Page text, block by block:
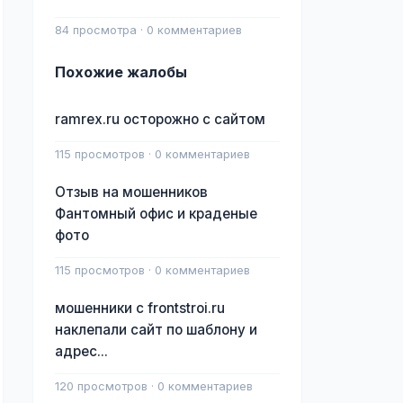
84 просмотра · 0 комментариев
Похожие жалобы
ramrex.ru осторожно с сайтом
115 просмотров · 0 комментариев
Отзыв на мошенников
Фантомный офис и краденые
фото
115 просмотров · 0 комментариев
мошенники с frontstroi.ru
наклепали сайт по шаблону и
адрес...
120 просмотров · 0 комментариев